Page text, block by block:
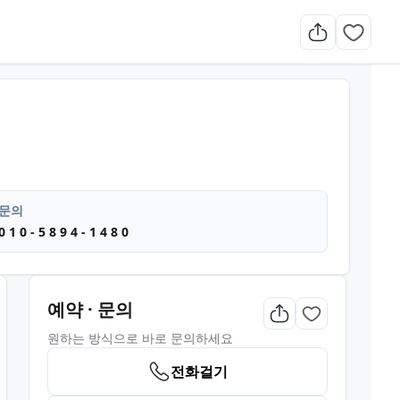
문의
1 0 - 5 8 9 4 - 1 4 8 0
예약 · 문의
원하는 방식으로 바로 문의하세요
전화걸기